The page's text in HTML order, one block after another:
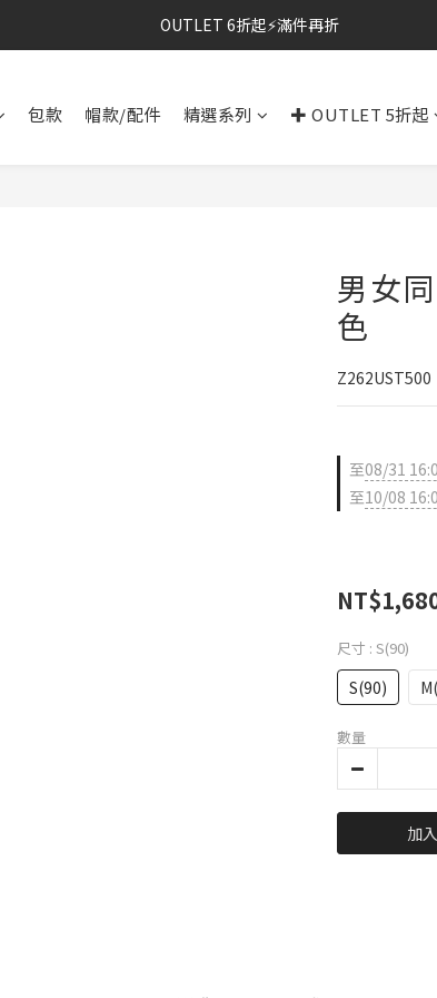
⚡春夏新品｜二件85折
OUTLET 6折起⚡滿件再折
包款 帽款/配件 精選系列 ✚ OUTLET 5折起
男女
色
Z262UST500
至08/31
至10/08
尺寸 : S(90)
S(90)
數量
加